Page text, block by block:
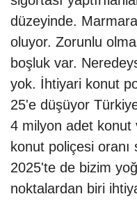
düzeyinde.
oluyor. Zorunlu
boşluk var.
yok. İhtiyari konut
25'e düşüyor
4 milyon adet konut
konut poliçesi
2025'te de bizim
noktalardan biri